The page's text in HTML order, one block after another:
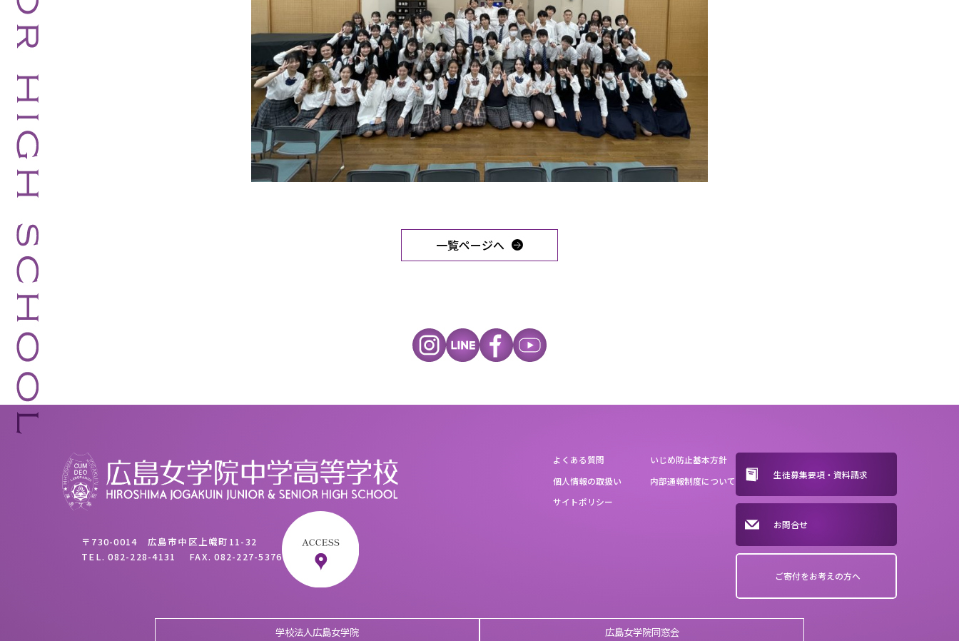
一覧ページへ
〒730-0014 広島市中区上幟町11-32
TEL.082-228-4131 FAX.082-227-5376
よくある質問
個人情報の取扱い
サイトポリシー
いじめ防止基本方針
内部通報制度について
生徒募集要項・資料請求
お問合せ
ご寄付をお考えの方へ
学校法人広島女学院 広島女学院同窓会